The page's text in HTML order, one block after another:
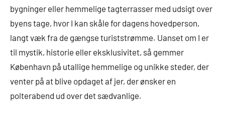
bygninger eller hemmelige tagterrasser med udsigt over
byens tage, hvor I kan skåle for dagens hovedperson,
langt væk fra de gængse turiststrømme. Uanset om I er
til mystik, historie eller eksklusivitet, så gemmer
København på utallige hemmelige og unikke steder, der
venter på at blive opdaget af jer, der ønsker en
polterabend ud over det sædvanlige.